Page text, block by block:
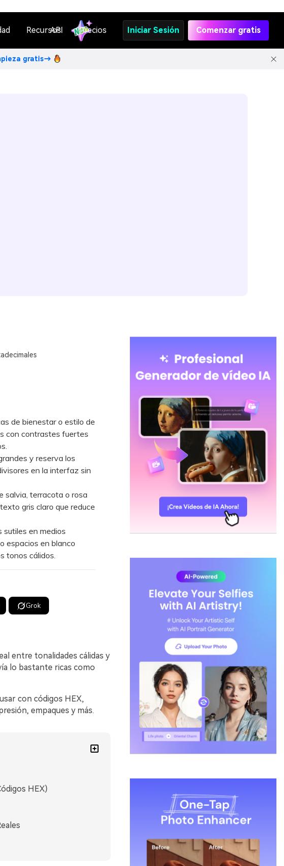
Recursos
API Precios Iniciar Sesión Comenzar gratis
gratis→
de bienestar o estilo de
con contrastes fuertes
y reserva los
en la interfaz sin
salvia, terracota o rosa
gris claro que reduce
en medios
espacios en blanco
tonos cálidos.
Grok
entre tonalidades cálidas y
lo bastante ricas como
con códigos HEX,
empaques y más.
HEX)